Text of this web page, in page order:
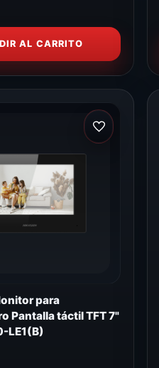
AL CARRITO
para
Pantalla táctil TFT 7"
LE1(B)